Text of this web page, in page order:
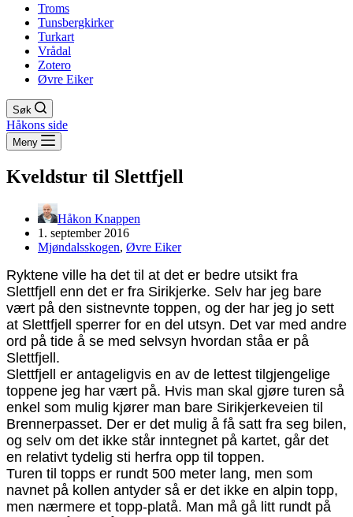
Troms
Tunsbergkirker
Turkart
Vrådal
Zotero
Øvre Eiker
Søk
Håkons side
Meny
Kveldstur til Slettfjell
Håkon Knappen
1. september 2016
Mjøndalsskogen, Øvre Eiker
Ryktene ville ha det til at det er bedre utsikt fra
Slettfjell enn det er fra Sirikjerke. Selv har jeg bare
vært på den sistnevnte toppen, og der har jeg jo sett
at Slettfjell sperrer for en del utsyn. Det var med andre
ord på tide å se med selvsyn hvordan ståa er på
Slettfjell.
Slettfjell er antageligvis en av de lettest tilgjengelige
toppene jeg har vært på. Hvis man skal gjøre turen så
enkel som mulig kjører man bare Sirikjerkeveien til
Brennerpasset. Der er det mulig å få satt fra seg bilen,
og selv om det ikke står inntegnet på kartet, går det
en relativt tydelig sti herfra opp til toppen.
Turen til topps er rundt 500 meter lang, men som
navnet på kollen antyder så er det ikke en alpin topp,
men nærmere et topp-platå. Man må gå litt rundt på